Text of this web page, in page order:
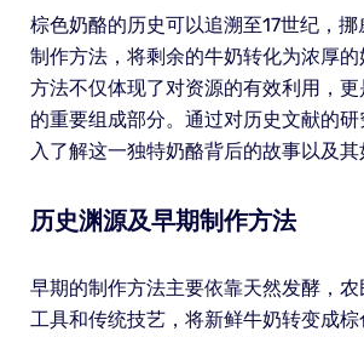
棕色奶酪的历史可以追溯至17世纪，
制作方法，将剩余的牛奶转化为浓厚
方法不仅体现了对资源的有效利用，
的重要组成部分。通过对历史文献的
入了解这一独特奶酪背后的故事以及其
历史渊源及早期制作方法
早期的制作方法主要依靠天然发酵，
工具和传统技艺，将新鲜牛奶转变成